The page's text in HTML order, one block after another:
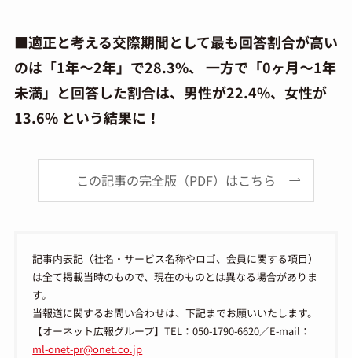
■適正と考える交際期間として最も回答割合が高い
のは「1年～2年」で28.3%、 一方で「0ヶ月～1年
未満」と回答した割合は、男性が22.4%、女性が
13.6% という結果に！
この記事の完全版（PDF）はこちら
記事内表記（社名・サービス名称やロゴ、会員に関する項目）
は全て掲載当時のもので、現在のものとは異なる場合がありま
す。
当報道に関するお問い合わせは、下記までお願いいたします。
【オーネット広報グループ】TEL：050-1790-6620／E-mail：
ml-onet-pr@onet.co.jp